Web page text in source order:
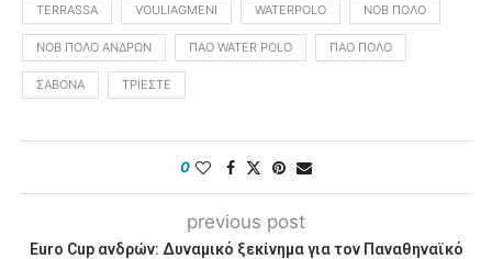
TERRASSA VOULIAGMENI WATERPOLO ΝΟΒ ΠΌΛΟ
ΝΟΒ ΠΌΛΟ ΑΝΔΡΏΝ ΠΑΟ WATER POLO ΠΑΟ ΠΌΛΟ
ΣΑΒΌΝΑ ΤΡΊΕΣΤΕ
0
previous post
Euro Cup ανδρών: Δυναμικό ξεκίνημα για τον Παναθηναϊκό